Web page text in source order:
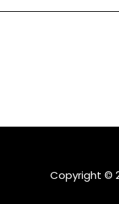
Copyright ©